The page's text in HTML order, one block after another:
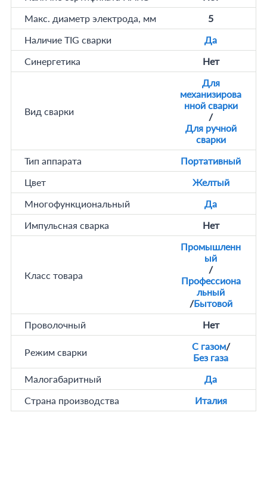
Макс. диаметр электрода, мм
5
Наличие TIG сварки
Да
Синергетика
Нет
Вид сварки
Для
механизирова
нной сварки
/
Для ручной
сварки
Тип аппарата
Портативный
Цвет
Желтый
Многофункциональный
Да
Импульсная сварка
Нет
Класс товара
Промышленн
ый
/
Профессиона
льный
/Бытовой
Проволочный
Нет
Режим сварки С газом/
Без газа
Малогабаритный
Да
Страна производства
Италия